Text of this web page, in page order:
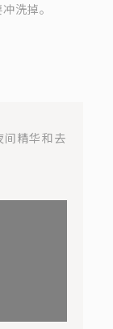
洗掉。
间精华和去